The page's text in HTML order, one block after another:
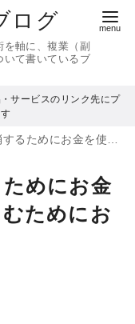
ログ
軸に、複業（副
いて書いているブ
サービスのリンク先にプ
使い、非効率を楽しむためにお金を払う
めにお金
ためにお